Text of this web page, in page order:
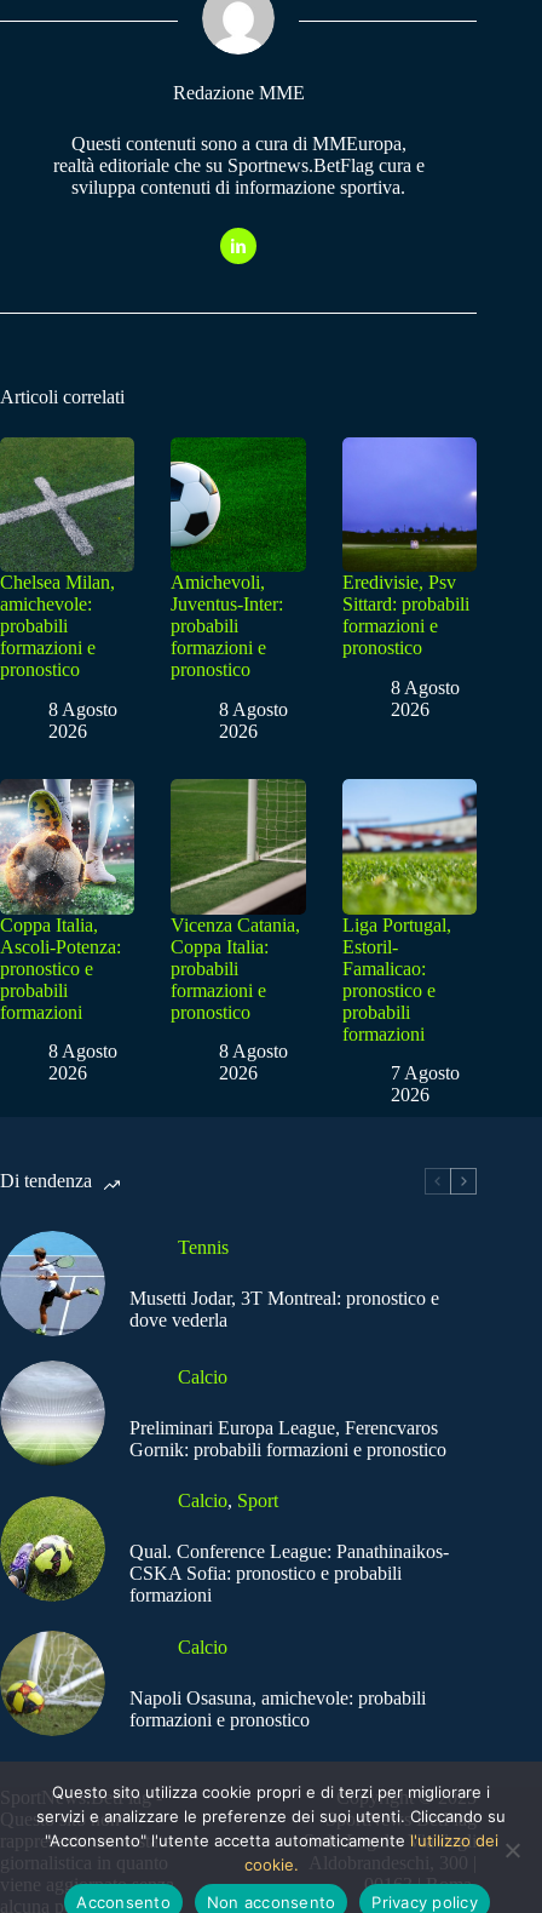
pp m
Redazione MME
Questi contenuti sono a cura di MMEuropa,
realtà editoriale che su Sportnews.BetFlag cura e
sviluppa contenuti di informazione sportiva.
Articoli correlati
Chelsea Milan,
amichevole:
probabili
formazioni e
pronostico
8 Agosto
2026
Amichevoli,
Juventus-Inter:
probabili
formazioni e
pronostico
8 Agosto
2026
Eredivisie, Psv
Sittard: probabili
formazioni e
pronostico
8 Agosto
2026
Coppa Italia,
Ascoli-Potenza:
pronostico e
probabili
formazioni
8 Agosto
2026
Vicenza Catania,
Coppa Italia:
probabili
formazioni e
pronostico
8 Agosto
2026
Liga Portugal,
Estoril-
Famalicao:
pronostico e
probabili
formazioni
7 Agosto
2026
Di tendenza
Tennis
Musetti Jodar, 3T Montreal: pronostico e
dove vederla
Calcio
Preliminari Europa League, Ferencvaros
Gornik: probabili formazioni e pronostico
Calcio, Sport
Qual. Conference League: Panathinaikos-
CSKA Sofia: pronostico e probabili
formazioni
Calcio
Napoli Osasuna, amichevole: probabili
formazioni e pronostico
SportNews.BetFlag -
Questo sito non
rappresenta una testata
giornalistica in quanto
viene aggiornato senza
alcuna periodicità
Copyright © 2025
SportNews BetFlag
Sede Legale: Via degli
Aldobrandeschi, 300 |
00163 | Roma
Questo sito utilizza cookie propri e di terzi per migliorare i
servizi e analizzare le preferenze dei suoi utenti. Cliccando su
"Acconsento" l'utente accetta automaticamente l'utilizzo dei
cookie.
Acconsento
Non acconsento Privacy policy